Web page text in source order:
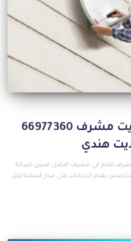
فني صيانة ستلايت مشرف 66977360
هندي
نقدم في مشرف افضل فنيين صيانة
يقدم الخدمات على مدار الساعة لكل